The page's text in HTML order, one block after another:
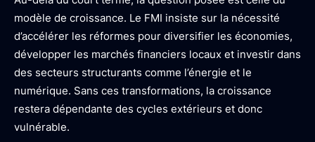
modèle de croissance. Le FMI insiste sur la nécessité
d’accélérer les réformes pour diversifier les économies,
développer les marchés financiers locaux et investir dans
des secteurs structurants comme l’énergie et le
numérique. Sans ces transformations, la croissance
restera dépendante des cycles extérieurs et donc
vulnérable.